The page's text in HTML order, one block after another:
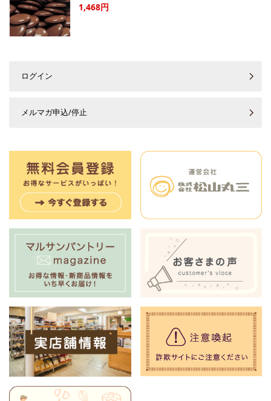
1,468円
ログイン
メルマガ申込/停止